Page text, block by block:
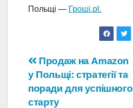
Польщі — Гроші.pl.
Навігація
записів
Продаж на Amazon
у Польщі: стратегії та
поради для успішного
старту